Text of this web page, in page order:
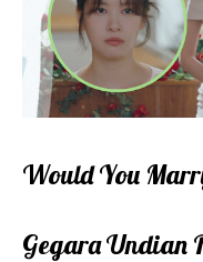
Would You
Gegara Undian